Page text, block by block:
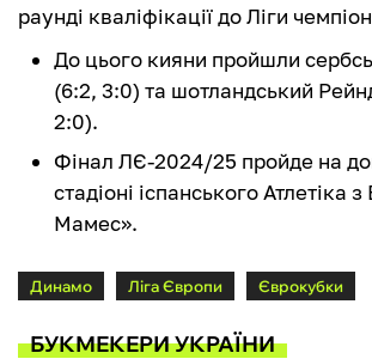
раунді кваліфікації до Ліги
До цього кияни пройшли
(6:2, 3:0) та шотландський
2:0).
Фінал ЛЄ-2024/25 пройде на
стадіоні іспанського Атлетіка
Мамес».
Динамо Ліга Європи Єврокубки
БУКМЕКЕРИ УКРАЇНИ